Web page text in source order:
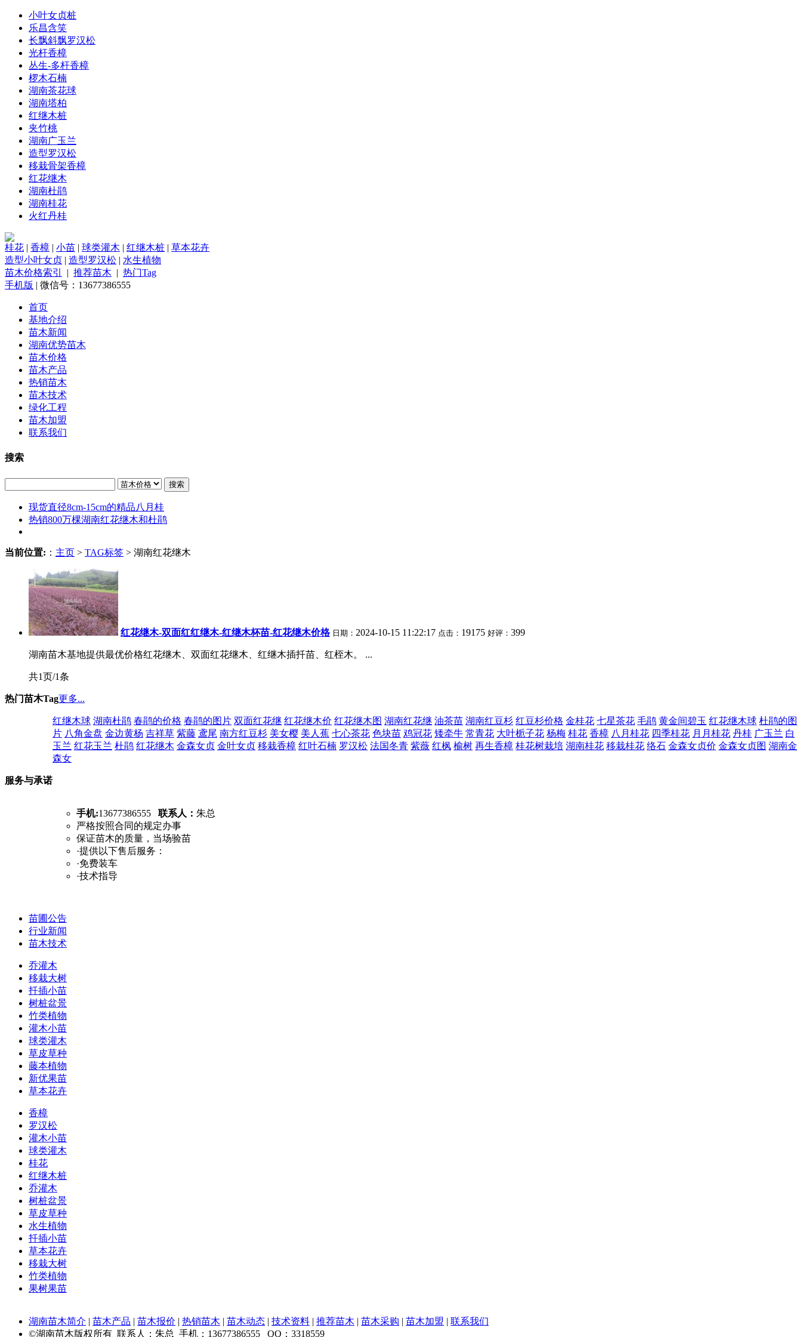
小叶女贞桩
乐昌含笑
长飘斜飘罗汉松
光杆香樟
丛生-多杆香樟
椤木石楠
湖南茶花球
湖南塔柏
红继木桩
夹竹桃
湖南广玉兰
造型罗汉松
移栽骨架香樟
红花继木
湖南杜鹃
湖南桂花
火红丹桂
桂花 | 香樟 | 小苗 | 球类灌木 | 红继木桩 | 草本花卉
造型小叶女贞 | 造型罗汉松 | 水生植物
苗木价格索引
| 推荐苗木 | 热门Tag
手机版 | 微信号：13677386555
首页
基地介绍
苗木新闻
湖南优势苗木
苗木价格
苗木产品
热销苗木
苗木技术
绿化工程
苗木加盟
联系我们
搜索
搜索
现货直径8cm-15cm的精品八月桂
热销800万棵湖南红花继木和杜鹃
当前位置: ： 主页 > TAG标签 > 湖南红花继木
红花继木-双面红红继木-红继木杯苗-红花继木价格 日期： 2024-10-15 11:22:17 点击： 19175 好评： 399
湖南苗木基地提供最优价格红花继木、双面红花继木、红继木插扦苗、红桎木。 ...
共1页/1条
热门苗木Tag更多...
红继木球 湖南杜鹃 春鹃的价格 春鹃的图片 双面红花继 红花继木价 红花继木图 湖南红花继 油茶苗 湖南红豆杉 红豆杉价格 金桂花 七星茶花 毛鹃 黄金间碧玉 红花继木球 杜鹃的图
片 八角金盘 金边黄杨 吉祥草 紫藤 鸢尾 南方红豆杉 美女樱 美人蕉 七心茶花 色块苗 鸡冠花 矮牵牛 常青花 大叶栀子花 杨梅 桂花 香樟 八月桂花 四季桂花 月月桂花 丹桂 广玉兰 白
玉兰 红花玉兰 杜鹃 红花继木 金森女贞 金叶女贞 移栽香樟 红叶石楠 罗汉松 法国冬青 紫薇 红枫 榆树 再生香樟 桂花树栽培 湖南桂花 移栽桂花 络石 金森女贞价 金森女贞图 湖南金
森女
服务与承诺
手机:13677386555 联系人： 朱总
严格按照合同的规定办事
保证苗木的质量，当场验苗
·提供以下售后服务：
·免费装车
·技术指导
苗圃公告
行业新闻
苗木技术
乔灌木
移栽大树
扦插小苗
树桩盆景
竹类植物
灌木小苗
球类灌木
草皮草种
藤本植物
新优果苗
草本花卉
香樟
罗汉松
灌木小苗
球类灌木
桂花
红继木桩
乔灌木
树桩盆景
草皮草种
水生植物
扦插小苗
草本花卉
移栽大树
竹类植物
果树果苗
湖南苗木简介 | 苗木产品 | 苗木报价 | 热销苗木 | 苗木动态 | 技术资料 | 推荐苗木 | 苗木采购 | 苗木加盟 | 联系我们
©湖南苗木版权所有 联系人：朱总 手机：13677386555 QQ：3318559